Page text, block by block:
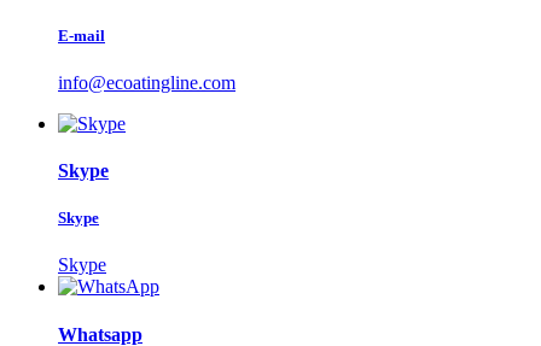
E-mail
info@ecoatingline.com
Skype
Skype
Skype
Whatsapp